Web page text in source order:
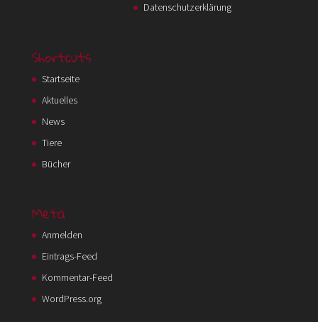
Datenschutzerklärung
Shortcuts
Startseite
Aktuelles
News
Tiere
Bücher
Meta
Anmelden
Eintrags-Feed
Kommentar-Feed
WordPress.org